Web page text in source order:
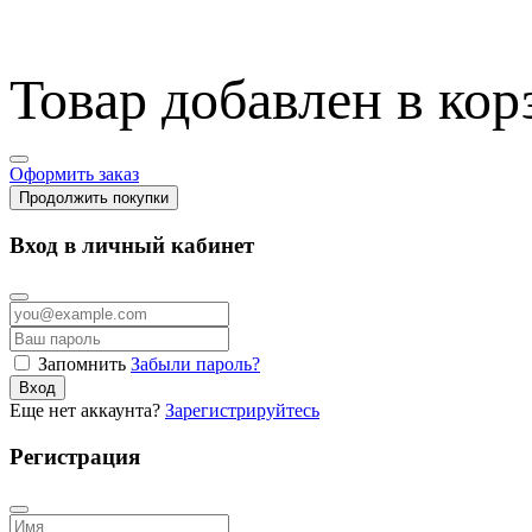
Товар добавлен в
Оформить заказ
Продолжить покупки
Вход в личный кабинет
Запомнить Забыли пароль?
Вход
Еще нет аккаунта? Зарегистрируйтесь
Регистрация